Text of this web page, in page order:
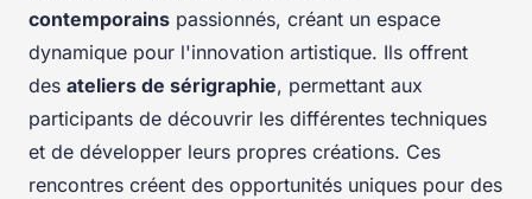
contemporains passionnés, créant un espace
dynamique pour l'innovation artistique. Ils offrent
des ateliers de sérigraphie, permettant aux
participants de découvrir les différentes techniques
et de développer leurs propres créations. Ces
rencontres créent des opportunités uniques pour des